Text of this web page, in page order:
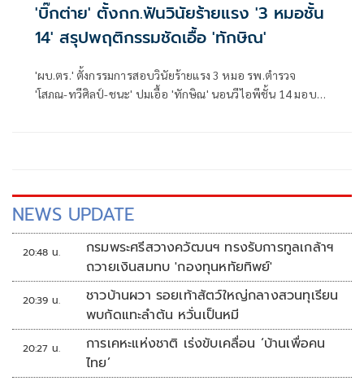
'บิ๊กต่าย' ตั้งกก.ฟันวินัยร้ายแรง '3 หมอชั้น
14' สรุปพฤติกรรมชัดเอื้อ 'ทักษิณ'
'ผบ.ตร.' ตั้งกรรมการสอบวินัยร้ายแรง 3 หมอ รพ.ตำรวจ
'โสภณ-ทวีศิลป์-ชนะ' ปมเอื้อ 'ทักษิณ' นอนวีไอพีชั้น 14 มอบ
NEWS UPDATE
20:48 น.
กรมพระศรีสวางควัฒนฯ ทรงรับการทูลเกล้าฯ
ถวายเงินสมทบ 'กองทุนหทัยทิพย์'
20:39 น.
ชาวบ้านผวา รอยเท้าสัตว์ใหญ่กลางสวนทุเรียน
พบกัดแทะลำต้น หวั่นเป็นหมี
20:27 น.
การเคหะแห่งชาติ เร่งขับเคลื่อน ‘บ้านเพื่อคน
ไทย’